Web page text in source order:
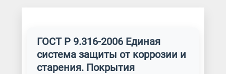
ГОСТ Р 9.316-2006 Единая
система защиты от коррозии и
старения. Покрытия